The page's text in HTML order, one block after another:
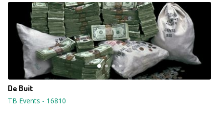
De Buit
TB Events - 16810